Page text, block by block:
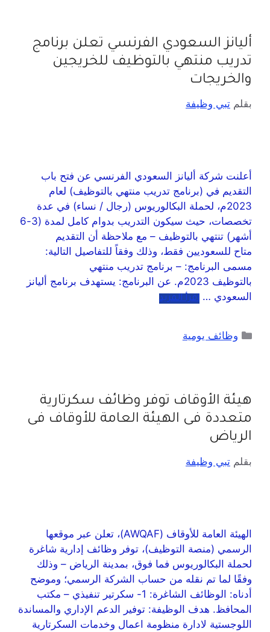
أليانز السعودي الفرنسي تعلن برنامج
تدريب منتهي بالتوظيف للخريجين
والخريجات
بقلم تبي وظيفة
أعلنت شركة أليانز السعودي الفرنسي عن فتح باب
التقديم في (برنامج تدريب منتهي بالتوظيف) لعام
2023م، لحملة البكالوريوس (رجال / نساء) في عدة
تخصصات، حيث سيكون التدريب بدوام كامل لمدة (3-6
أشهر) تنتهي بالتوظيف – مع ملاحظة أن التقديم
متاح للسعوديين فقط، وذلك وفقاً للتفاصيل التالية:
مسمى البرنامج: – برنامج تدريب منتهي
بالتوظيف 2023م. عن البرنامج: يستهدف برنامج أليانز
السعودي … اقرأ المزيد
وظائف يومية
هيئة الأوقاف توفر وظائف سكرتارية
متعددة فى الهيئة العامة للأوقاف فى
الرياض
بقلم تبي وظيفة
الهيئة العامة للأوقاف (AWQAF)، تعلن عبر موقعها
الرسمي (منصة التوظيف)، توفر وظائف إدارية شاغرة
لحملة البكالوريوس فما فوق، بمدينة الرياض – وذلك
وفقًا لما تم نقله من حساب الشركة الرسمي؛ وموضح
أدناه: الوظائف الشاغرة: 1- سكرتير تنفيذي – مكتب
المحافظ. هدف الوظيفة: توفير الدعم الإداري والمساندة
اللوجستية لادارة منظومة اعمال وخدمات السكرتارية